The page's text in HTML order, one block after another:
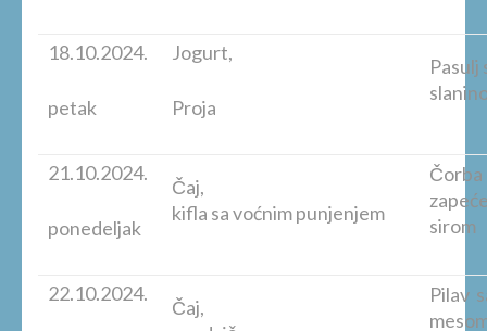
18.10.2024.
petak
Jogurt,
Proja
Pasulj
21.10.2024.
ponedeljak
Čaj,
kifla sa voćnim punjenjem
Čorba
sirom
22.10.2024.
Čaj,
Pilav